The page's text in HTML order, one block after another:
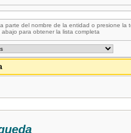
parte del nombre de la entidad o presione la
abajo para obtener la lista completa